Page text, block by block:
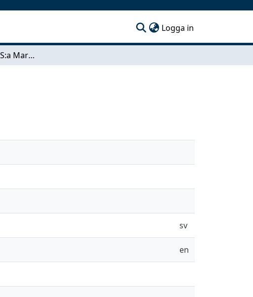
Logga in
Senantik takstol, S:a Maria Maggiore
sv
en